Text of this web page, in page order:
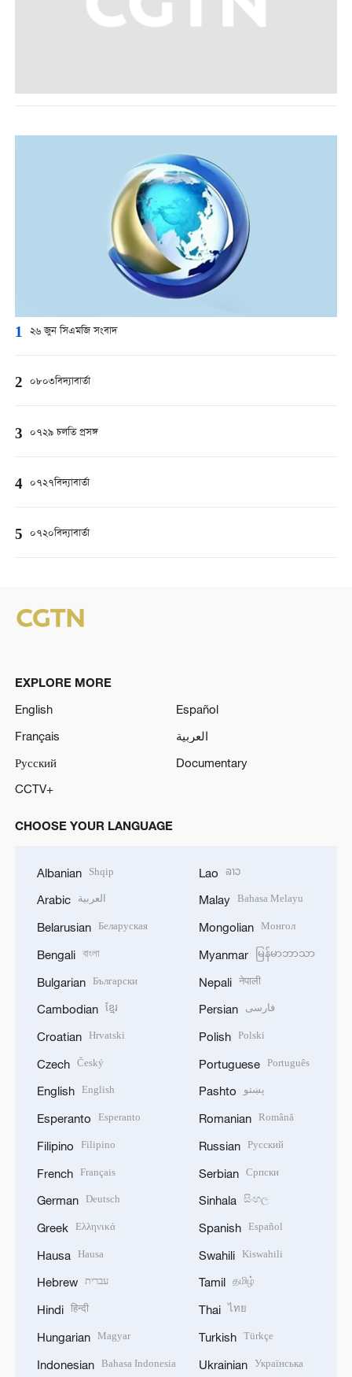
1 ২৬ জুন সিএমজি সংবাদ
2 ০৮০৩বিদ্যাবার্তা
3 ০৭২৯ চলতি প্রসঙ্গ
4 ০৭২৭বিদ্যাবার্তা
5 ০৭২০বিদ্যাবার্তা
EXPLORE MORE
English
Español
Français
العربية
Русский
Documentary
CCTV+
CHOOSE YOUR LANGUAGE
Albanian Shqip
Arabic العربية
Belarusian Беларуская
Bengali বাংলা
Bulgarian Български
Cambodian ខ្មែរ
Croatian Hrvatski
Czech Český
English English
Esperanto Esperanto
Filipino Filipino
French Français
German Deutsch
Greek Ελληνικά
Hausa Hausa
Hebrew עברית
Hindi हिन्दी
Hungarian Magyar
Indonesian Bahasa Indonesia
Lao ລາວ
Malay Bahasa Melayu
Mongolian Монгол
Myanmar မြန်မာဘာသာ
Nepali नेपाली
Persian فارسی
Polish Polski
Portuguese Português
Pashto پښتو
Romanian Română
Russian Русский
Serbian Српски
Sinhala සිංහල
Spanish Español
Swahili Kiswahili
Tamil தமிழ்
Thai ไทย
Turkish Türkçe
Ukrainian Українська